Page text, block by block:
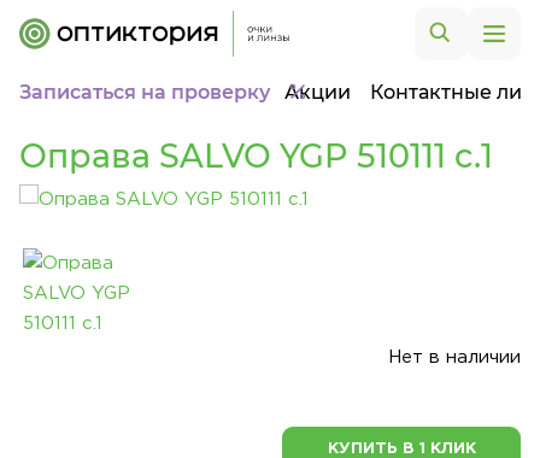
Записаться на проверку Акции Контактные
Оправа SALVO YGP 510111 c.1
Нет в наличии
КУПИТЬ В 1 КЛИК